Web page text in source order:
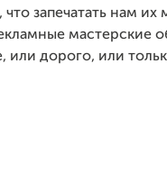
запечатать нам их
мастерские
или дорого, или